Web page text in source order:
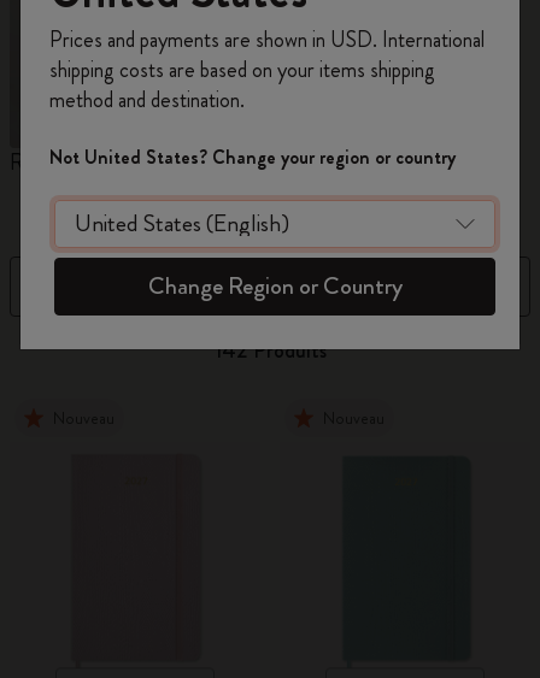
Reframe Sunglasses Collection Kim Jung Gi
Filtre Trier par
142 Produits
de remise ainsi que de frais de port gratuits
sur votre première commandeen utilisant le
codeWELCOME10.
Créez un compte Moleskine pour accéder à des
offres exclusives, des avantages réservés aux
membres et davantage d’inspiration.
Créer un compte!
Prices and payments are shown in USD. International
shipping costs are based on your items shipping
method and destination.
Not United States? Change your region or country
Change Region or Country